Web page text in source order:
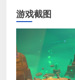
游戏截图